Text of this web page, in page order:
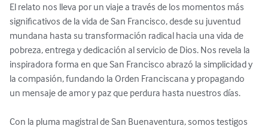
El relato nos lleva por un viaje a través de los momentos más
significativos de la vida de San Francisco, desde su juventud
mundana hasta su transformación radical hacia una vida de
pobreza, entrega y dedicación al servicio de Dios. Nos revela la
inspiradora forma en que San Francisco abrazó la simplicidad y
la compasión, fundando la Orden Franciscana y propagando
un mensaje de amor y paz que perdura hasta nuestros días.
Con la pluma magistral de San Buenaventura, somos testigos